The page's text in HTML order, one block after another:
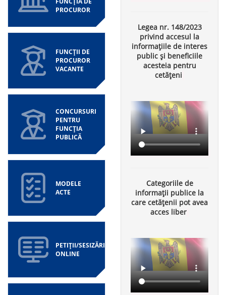
PROCUROR
FUNCȚII DE
PROCUROR
VACANTE
CONCURSURI
PENTRU
FUNCȚIA
PUBLICĂ
MODELE
ACTE
PETIȚII/SESIZĂRI
ONLINE
Legea nr. 148/2023
privind accesul la
informațiile de interes
public și beneficiile
acesteia pentru
cetățeni
Categoriile de
informații publice la
care cetățenii pot avea
acces liber